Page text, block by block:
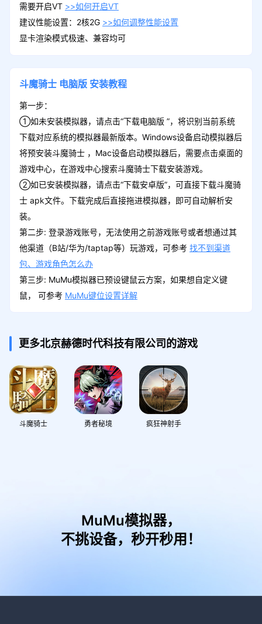
需要开启VT >>如何开启VT
建议性能设置：2核2G >>如何调整性能设置
显卡渲染模式极速、兼容均可
斗魔骑士 电脑版 安装教程
第一步：
①如未安装模拟器，请点击“下载电脑版 ”，将识别当前系统
下载对应系统的模拟器最新版本。Windows设备启动模拟器后
将预安装斗魔骑士 ，Mac设备启动模拟器后，需要点击桌面的
游戏中心，在游戏中心搜索斗魔骑士下载安装游戏。
②如已安装模拟器，请点击“下载安卓版”，可直接下载斗魔骑
士 apk文件。下载完成后直接拖进模拟器，即可自动解析安
装。
第二步: 登录游戏账号，无法使用之前游戏账号或者想通过其
他渠道（B站/华为/taptap等）玩游戏，可参考 找不到渠道
包、游戏角色怎么办
第三步: MuMu模拟器已预设键鼠云方案，如果想自定义键
鼠， 可参考 MuMu键位设置详解
更多北京赫德时代科技有限公司的游戏
斗魔骑士 勇者秘境 疯狂神射手
MuMu模拟器，
不挑设备，秒开秒用！